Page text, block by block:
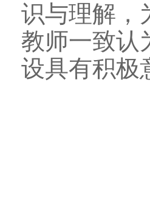
识与理解，
教师一致认
设具有积极